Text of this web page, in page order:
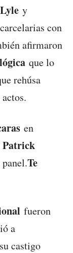
Lyle y
con
afirmaron
que lo
rehúsa
en
Patrick
Te
fueron
a
castigo